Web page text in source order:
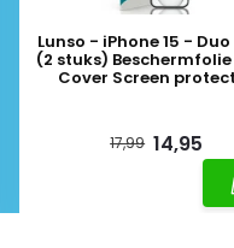
Lunso - iPhone 15 -
(2 stuks)
Cover Screen
17,99 14,95